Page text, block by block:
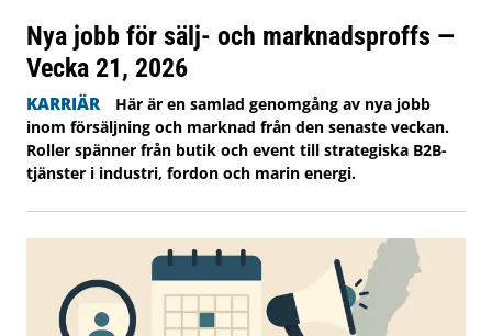
Nya jobb för sälj- och marknadsproffs —
Vecka 21, 2026
KARRIÄR
Här är en samlad genomgång av nya jobb
inom försäljning och marknad från den senaste veckan.
Roller spänner från butik och event till strategiska B2B-
tjänster i industri, fordon och marin energi.